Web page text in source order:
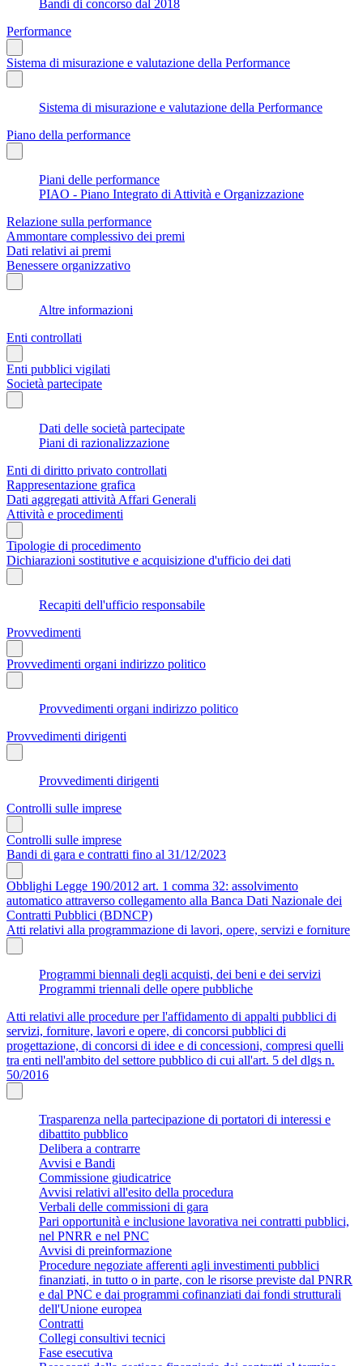
Bandi di concorso dal 2018
Performance
Sistema di misurazione e valutazione della Performance
Sistema di misurazione e valutazione della Performance
Piano della performance
Piani delle performance
PIAO - Piano Integrato di Attività e Organizzazione
Relazione sulla performance
Ammontare complessivo dei premi
Dati relativi ai premi
Benessere organizzativo
Altre informazioni
Enti controllati
Enti pubblici vigilati
Società partecipate
Dati delle società partecipate
Piani di razionalizzazione
Enti di diritto privato controllati
Rappresentazione grafica
Dati aggregati attività Affari Generali
Attività e procedimenti
Tipologie di procedimento
Dichiarazioni sostitutive e acquisizione d'ufficio dei dati
Recapiti dell'ufficio responsabile
Provvedimenti
Provvedimenti organi indirizzo politico
Provvedimenti organi indirizzo politico
Provvedimenti dirigenti
Provvedimenti dirigenti
Controlli sulle imprese
Controlli sulle imprese
Bandi di gara e contratti fino al 31/12/2023
Obblighi Legge 190/2012 art. 1 comma 32: assolvimento
automatico attraverso collegamento alla Banca Dati Nazionale dei
Contratti Pubblici (BDNCP)
Atti relativi alla programmazione di lavori, opere, servizi e forniture
Programmi biennali degli acquisti, dei beni e dei servizi
Programmi triennali delle opere pubbliche
Atti relativi alle procedure per l'affidamento di appalti pubblici di
servizi, forniture, lavori e opere, di concorsi pubblici di
progettazione, di concorsi di idee e di concessioni, compresi quelli
tra enti nell'ambito del settore pubblico di cui all'art. 5 del dlgs n.
50/2016
Trasparenza nella partecipazione di portatori di interessi e
dibattito pubblico
Delibera a contrarre
Avvisi e Bandi
Commissione giudicatrice
Avvisi relativi all'esito della procedura
Verbali delle commissioni di gara
Pari opportunità e inclusione lavorativa nei contratti pubblici,
nel PNRR e nel PNC
Avvisi di preinformazione
Procedure negoziate afferenti agli investimenti pubblici
finanziati, in tutto o in parte, con le risorse previste dal PNRR
e dal PNC e dai programmi cofinanziati dai fondi strutturali
dell'Unione europea
Contratti
Collegi consultivi tecnici
Fase esecutiva